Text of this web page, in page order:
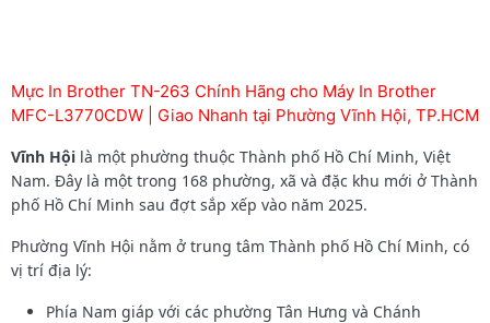
Mực In Brother TN-263 Chính Hãng cho Máy In Brother
MFC-L3770CDW | Giao Nhanh tại Phường Vĩnh Hội, TP.HCM
Vĩnh Hội là một phường thuộc Thành phố Hồ Chí Minh, Việt
Nam. Đây là một trong 168 phường, xã và đặc khu mới ở Thành
phố Hồ Chí Minh sau đợt sắp xếp vào năm 2025.
Phường Vĩnh Hội nằm ở trung tâm Thành phố Hồ Chí Minh, có
vị trí địa lý:
Phía Nam giáp với các phường Tân Hưng và Chánh